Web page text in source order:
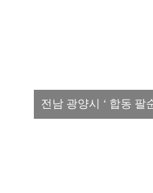
전남 광양시 ‘ 합동 팔